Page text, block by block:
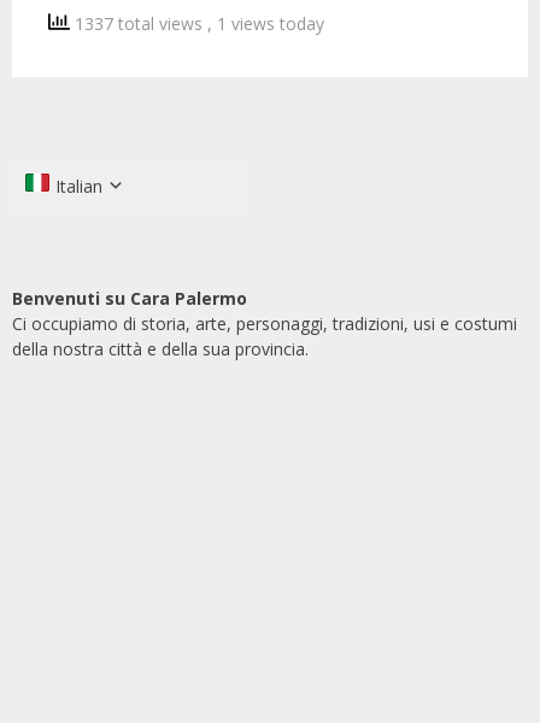
1337 total views , 1 views today
Italian
Benvenuti su Cara Palermo
Ci occupiamo di storia, arte, personaggi, tradizioni, usi e costumi
della nostra città e della sua provincia.